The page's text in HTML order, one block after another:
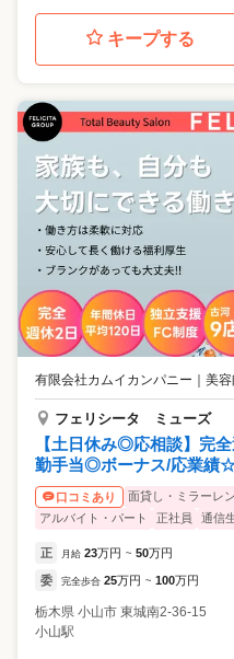
キープする
有限会社カムイカンパニー 美容
フェリシータ ミューズ
【土日休み◎応相談】完
勤手当◎ボーナス/応業績
口コミあり 面貸し・ミラーレ
アルバイト・パート
正社員 通信
正 月給 23万円 ~ 50万円
委 完全歩合 25万円 ~ 100万円
栃木県 小山市 東城南2-36-15
小山駅